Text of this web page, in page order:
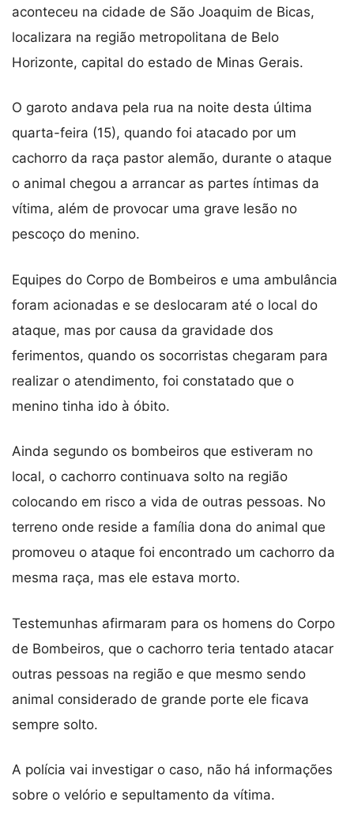
aconteceu na cidade de São Joaquim de Bicas,
localizara na região metropolitana de Belo
Horizonte, capital do estado de Minas Gerais.
O garoto andava pela rua na noite desta última
quarta-feira (15), quando foi atacado por um
cachorro da raça pastor alemão, durante o ataque
o animal chegou a arrancar as partes íntimas da
vítima, além de provocar uma grave lesão no
pescoço do menino.
Equipes do Corpo de Bombeiros e uma ambulância
foram acionadas e se deslocaram até o local do
ataque, mas por causa da gravidade dos
ferimentos, quando os socorristas chegaram para
realizar o atendimento, foi constatado que o
menino tinha ido à óbito.
Ainda segundo os bombeiros que estiveram no
local, o cachorro continuava solto na região
colocando em risco a vida de outras pessoas. No
terreno onde reside a família dona do animal que
promoveu o ataque foi encontrado um cachorro da
mesma raça, mas ele estava morto.
Testemunhas afirmaram para os homens do Corpo
de Bombeiros, que o cachorro teria tentado atacar
outras pessoas na região e que mesmo sendo
animal considerado de grande porte ele ficava
sempre solto.
A polícia vai investigar o caso, não há informações
sobre o velório e sepultamento da vítima.